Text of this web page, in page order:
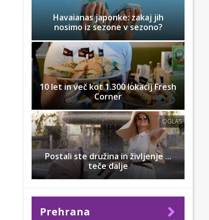
Havaianas japonke: zakaj jih
nosimo iz sezone v sezono?
10 let in več kot 1.300 lokacij Fresh
Corner
OGLAS
Postali ste družina in življenje ...
teče dalje
Prehrana